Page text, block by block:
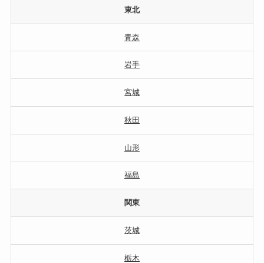
東北
青森
岩手
宮城
秋田
山形
福島
関東
茨城
栃木